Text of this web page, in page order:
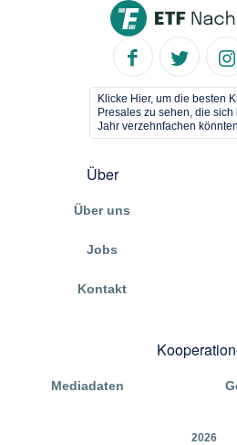
Klicke Hier, um die besten
Presales zu sehen, die sich
Jahr verzehnfachen
Über
Über uns
Jobs
Kontakt
Mediadaten
2026